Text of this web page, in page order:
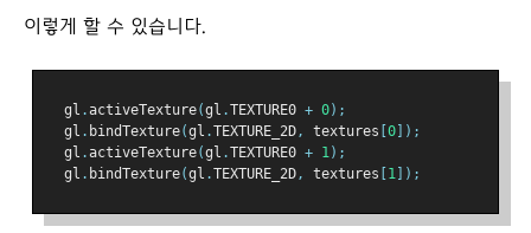
이렇게 할 수 있습니다.
  gl
.activeTexture(gl .TEXTURE0 + 0);
  gl
. bindTexture(gl .TEXTURE_2D, textures 0 ]);
  gl
.activeTexture(gl .TEXTURE0 + 1);
  gl
. bindTexture(gl .TEXTURE_2D, textures 1 ]);